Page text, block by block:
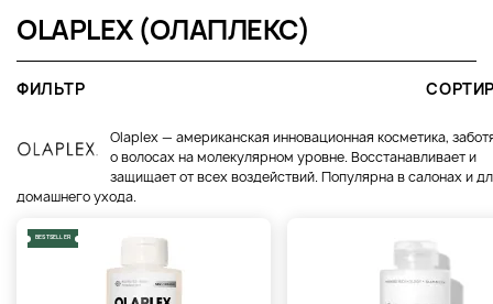
OLAPLEX (ОЛАПЛЕКС)
ФИЛЬТР
Olaplex — американская инновационная косметика,
о волосах на молекулярном уровне. Восстанавливает и
защищает от всех воздействий. Популярна в салонах и
домашнего ухода.
BESTSELLER